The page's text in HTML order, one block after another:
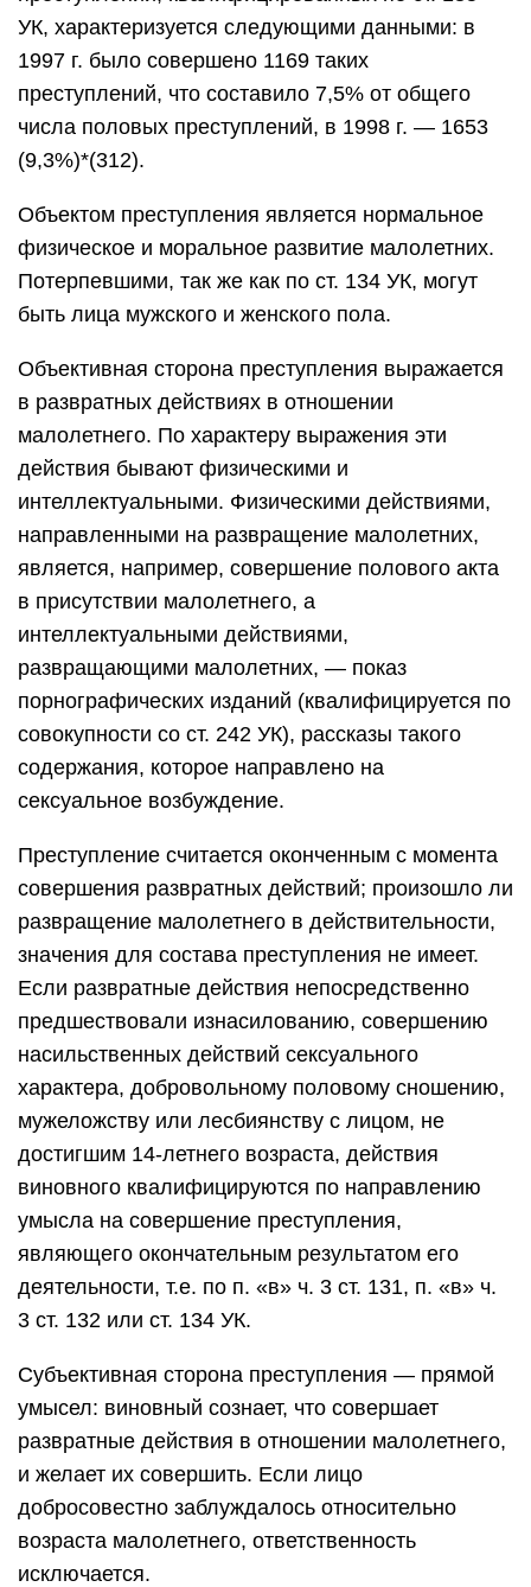
УК, характеризуется следующими данными: в
1997 г. было совершено 1169 таких
преступлений, что составило 7,5% от общего
числа половых преступлений, в 1998 г. — 1653
(9,3%)*(312).
Объектом преступления является нормальное
физическое и моральное развитие малолетних.
Потерпевшими, так же как по ст. 134 УК, могут
быть лица мужского и женского пола.
Объективная сторона преступления выражается
в развратных действиях в отношении
малолетнего. По характеру выражения эти
действия бывают физическими и
интеллектуальными. Физическими действиями,
направленными на развращение малолетних,
является, например, совершение полового акта
в присутствии малолетнего, а
интеллектуальными действиями,
развращающими малолетних, — показ
порнографических изданий (квалифицируется по
совокупности со ст. 242 УК), рассказы такого
содержания, которое направлено на
сексуальное возбуждение.
Преступление считается оконченным с момента
совершения развратных действий; произошло ли
развращение малолетнего в действительности,
значения для состава преступления не имеет.
Если развратные действия непосредственно
предшествовали изнасилованию, совершению
насильственных действий сексуального
характера, добровольному половому сношению,
мужеложству или лесбиянству с лицом, не
достигшим 14-летнего возраста, действия
виновного квалифицируются по направлению
умысла на совершение преступления,
являющего окончательным результатом его
деятельности, т.е. по п. «в» ч. 3 ст. 131, п. «в» ч.
3 ст. 132 или ст. 134 УК.
Субъективная сторона преступления — прямой
умысел: виновный сознает, что совершает
развратные действия в отношении малолетнего,
и желает их совершить. Если лицо
добросовестно заблуждалось относительно
возраста малолетнего, ответственность
исключается.